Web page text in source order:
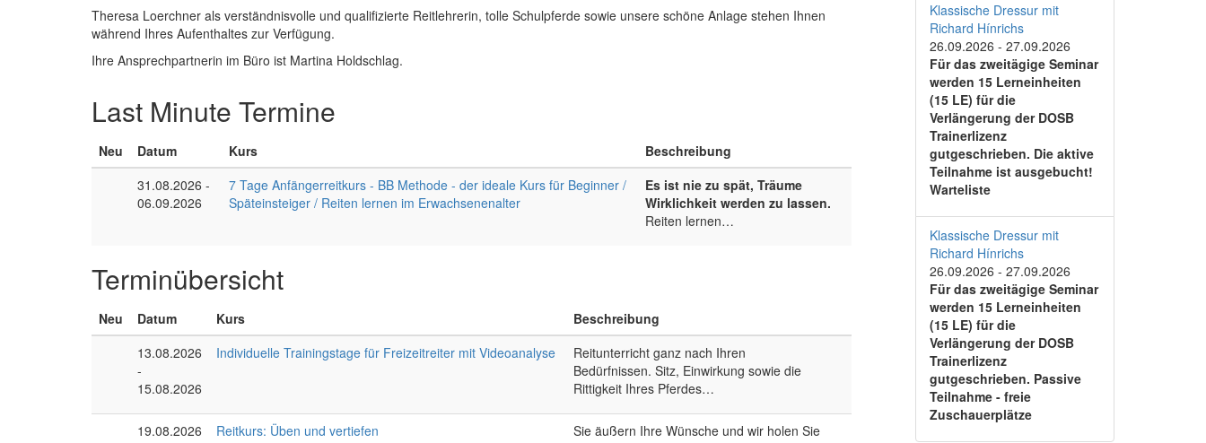
Theresa Loerchner als verständnisvolle und qualifizierte Reitlehrerin, tolle Schulpferde sowie unsere schöne Anlage stehen Ihnen
während Ihres Aufenthaltes zur Verfügung.
Ihre Ansprechpartnerin im Büro ist Martina Holdschlag.
Last Minute Termine
Neu Datum Kurs
Beschreibung
31.08.2026 -
06.09.2026
7 Tage Anfängerreitkurs - BB Methode - der ideale Kurs für Beginner /
Späteinsteiger / Reiten lernen im Erwachsenenalter
Es ist nie zu spät, Träume
Wirklichkeit werden zu lassen.
Reiten lernen…
Terminübersicht
Neu Datum Kurs
Beschreibung
13.08.2026
-
15.08.2026
Individuelle Trainingstage für Freizeitreiter mit Videoanalyse
Reitunterricht ganz nach Ihren
Bedürfnissen. Sitz, Einwirkung sowie die
Rittigkeit Ihres Pferdes…
19.08.2026
Reitkurs: Üben und vertiefen
Sie äußern Ihre Wünsche und wir holen Sie
Klassische Dressur mit
Richard Hínrichs
26.09.2026 - 27.09.2026
Für das zweitägige Seminar
werden 15 Lerneinheiten
(15 LE) für die
Verlängerung der DOSB
Trainerlizenz
gutgeschrieben. Die aktive
Teilnahme ist ausgebucht!
Warteliste
Klassische Dressur mit
Richard Hínrichs
26.09.2026 - 27.09.2026
Für das zweitägige Seminar
werden 15 Lerneinheiten
(15 LE) für die
Verlängerung der DOSB
Trainerlizenz
gutgeschrieben. Passive
Teilnahme - freie
Zuschauerplätze